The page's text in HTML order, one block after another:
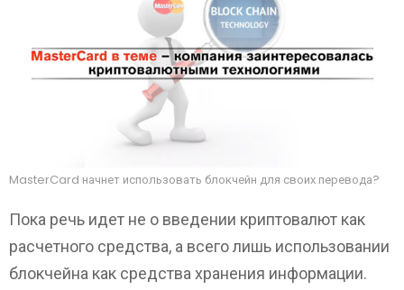
MasterCard начнет использовать блокчейн для своих перевода?
Пока речь идет не о введении криптовалют как
расчетного средства, а всего лишь использовании
блокчейна как средства хранения информации.